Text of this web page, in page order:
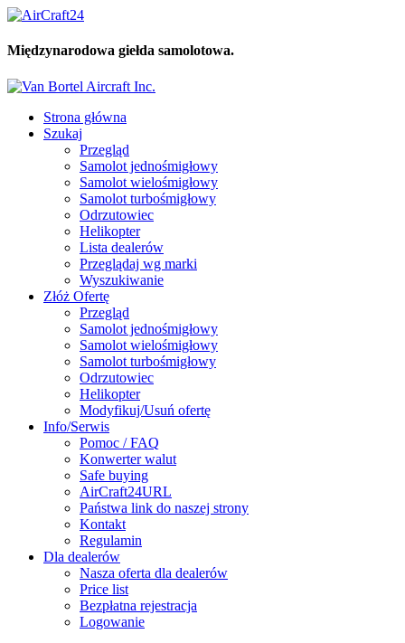
Międzynarodowa giełda samolotowa.
Strona główna
Szukaj
Przegląd
Samolot jednośmigłowy
Samolot wielośmigłowy
Samolot turbośmigłowy
Odrzutowiec
Helikopter
Lista dealerów
Przeglądaj wg marki
Wyszukiwanie
Złóż Ofertę
Przegląd
Samolot jednośmigłowy
Samolot wielośmigłowy
Samolot turbośmigłowy
Odrzutowiec
Helikopter
Modyfikuj/Usuń ofertę
Info/Serwis
Pomoc / FAQ
Konwerter walut
Safe buying
AirCraft24URL
Państwa link do naszej strony
Kontakt
Regulamin
Dla dealerów
Nasza oferta dla dealerów
Price list
Bezpłatna rejestracja
Logowanie